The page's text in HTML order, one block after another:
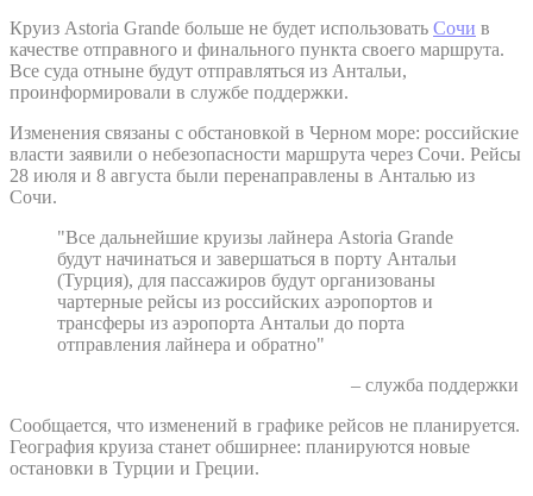
Круиз Astoria Grande больше не будет использовать Сочи в
качестве отправного и финального пункта своего маршрута.
Все суда отныне будут отправляться из Антальи,
проинформировали в службе поддержки.
Изменения связаны с обстановкой в Черном море: российские
власти заявили о небезопасности маршрута через Сочи. Рейсы
28 июля и 8 августа были перенаправлены в Анталью из
Сочи.
"Все дальнейшие круизы лайнера Astoria Grande
будут начинаться и завершаться в порту Антальи
(Турция), для пассажиров будут организованы
чартерные рейсы из российских аэропортов и
трансферы из аэропорта Антальи до порта
отправления лайнера и обратно"
– служба поддержки
Сообщается, что изменений в графике рейсов не планируется.
География круиза станет обширнее: планируются новые
остановки в Турции и Греции.